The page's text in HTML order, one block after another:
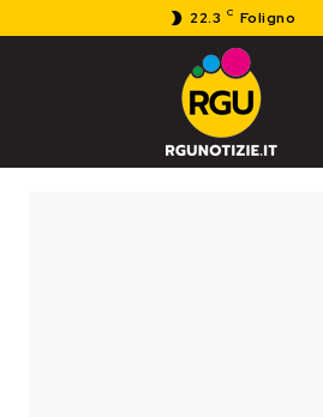
22.3 C Foligno